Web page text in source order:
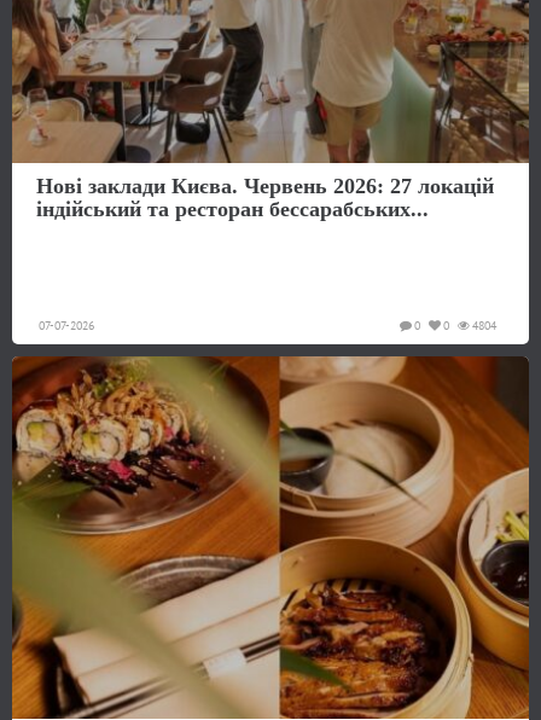
Нові заклади Києва. Червень 2026: 27 локацій
індійський та ресторан бессарабських...
07-07-2026 4804
0
0